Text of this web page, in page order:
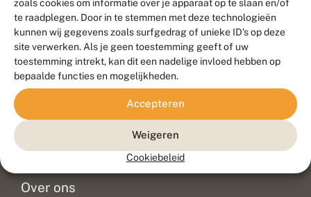
zoals cookies om informatie over je apparaat op te slaan en/of
te raadplegen. Door in te stemmen met deze technologieën
kunnen wij gegevens zoals surfgedrag of unieke ID's op deze
site verwerken. Als je geen toestemming geeft of uw
toestemming intrekt, kan dit een nadelige invloed hebben op
bepaalde functies en mogelijkheden.
Accepteren
Weigeren
Cookiebeleid
Contact
Veelgestelde vragen
Doneer
Over ons
Meld waarnemingen© 2026 Vlinderstichting
Duurzaam ontwikkeld door
Go2People
, ontworpen door
Blue Field Agency
Privacy
Disclaimer
Sitemap